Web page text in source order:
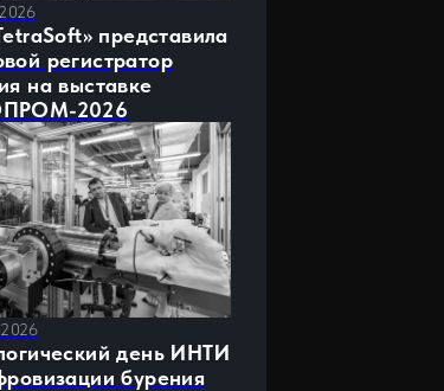
представила
регистратор
на выставке
2026
день ИНТИ
бурения